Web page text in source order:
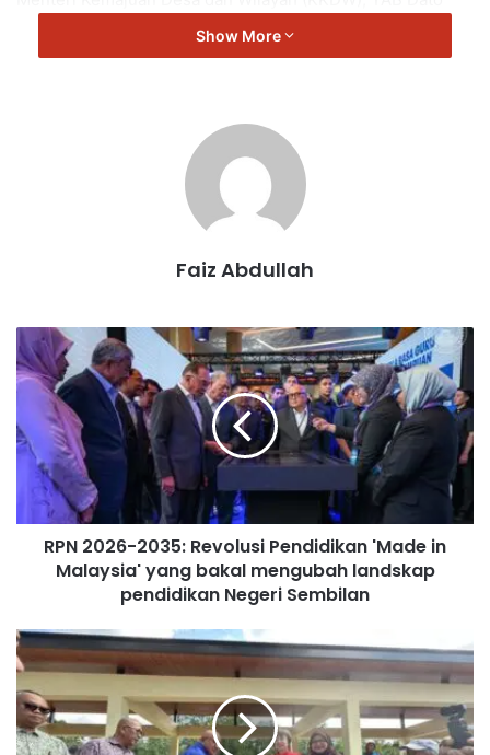
Seri Dr. Ahmad Zahid Hamidi, yang telah memastikan
inisiatif bantuan ini diteruskan demi kesejahteraan dan
Mohd Zaidy berkata demikian semasa menyempurnakan
Majlis Penyampaian Bantuan Set Pakaian Seragam Sekolah
Fasa 2 kepada anak-anak Orang Asli di DUN Jeram Padang.
Turut hadir bersama, Pengarah JAKOA Negeri
Jeram Padang Zaidy
Show More
Faiz Abdullah
P
N
0
2
2
R
e
v
o
l
u
RPN 2026-2035: Revolusi Pendidikan 'Made in
Malaysia' yang bakal mengubah landskap
pendidikan Negeri Sembilan
J
e
t
P